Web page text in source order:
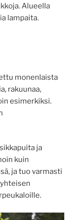
Alueella
lampaita.
monenlaista
rakuunaa,
esimerkiksi.
ja
kuin
ja tuo varmasti